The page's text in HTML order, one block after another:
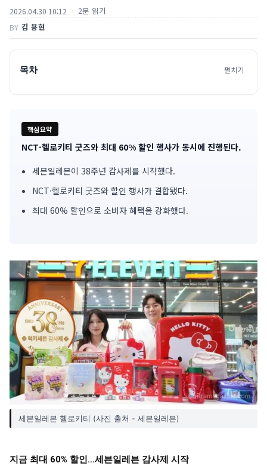
2026.04.30 10:12 2분 읽기
BY 김 용현
목차 펼치기
핵심요약
기
사
약
NCT·헬로키티 굿즈와 최대 60% 할인 행사가 동시에 진행된다.
세븐일레븐이 38주년 감사제를 시작했다.
NCT·헬로키티 굿즈와 할인 행사가 결합됐다.
최대 60% 할인으로 소비자 혜택을 강화했다.
세븐일레븐 헬로키티 (사진 출처 - 세븐일레븐)
지금 최대 60% 할인…세븐일레븐 감사제 시작